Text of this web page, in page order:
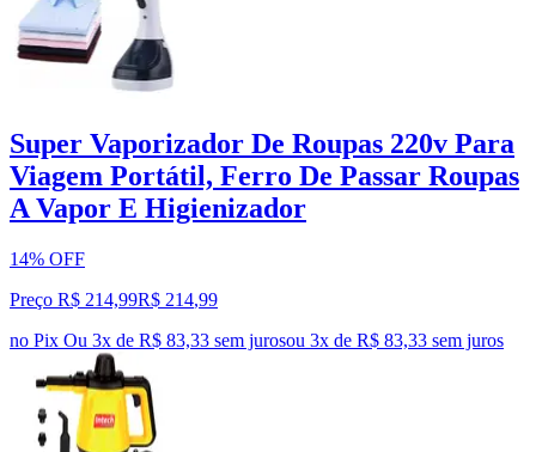
Super Vaporizador De Roupas 220v Para
Viagem Portátil, Ferro De Passar Roupas
A Vapor E Higienizador
14% OFF
Preço R$ 214,99R$ 214,99
no Pix Ou 3x de R$ 83,33 sem jurosou 3x de R$ 83,33 sem juros